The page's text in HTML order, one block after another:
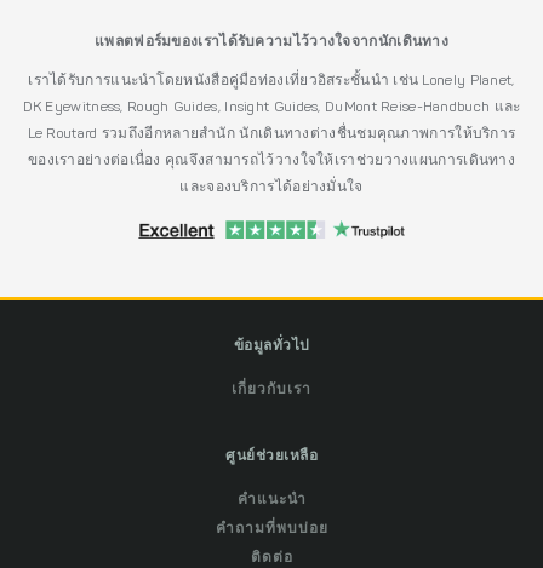
แพลตฟอร์มของเราได้รับความไว้วางใจจากนักเดินทาง
เราได้รับการแนะนำโดยหนังสือคู่มือท่องเที่ยวอิสระชั้นนำ เช่น Lonely Planet,
DK Eyewitness, Rough Guides, Insight Guides, DuMont Reise-Handbuch และ
Le Routard รวมถึงอีกหลายสำนัก นักเดินทางต่างชื่นชมคุณภาพการให้บริการ
ของเราอย่างต่อเนื่อง คุณจึงสามารถไว้วางใจให้เราช่วยวางแผนการเดินทาง
และจองบริการได้อย่างมั่นใจ
ข้อมูลทั่วไป
เกี่ยวกับเรา
ศูนย์ช่วยเหลือ
คำแนะนำ
คำถามที่พบบ่อย
ติดต่อ